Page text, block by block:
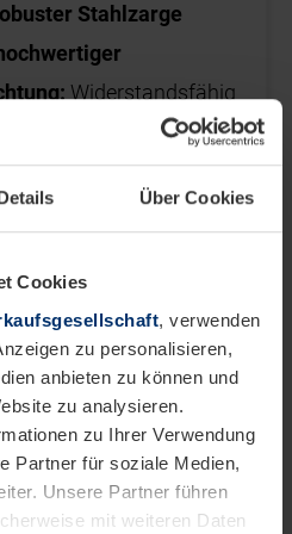
Über Cookies
Cookies
, verwenden
zu personalisieren,
anbieten zu können und
zu analysieren.
zu Ihrer Verwendung
Partner für soziale Medien,
Unsere Partner führen
mit weiteren Daten
Stahlzarge
Widerstandsfähig
mit Bobbycars
gegenüber
für Wandstärken von
(stumpf
Türblatt):584, 709,
× 1972, 2097 mm